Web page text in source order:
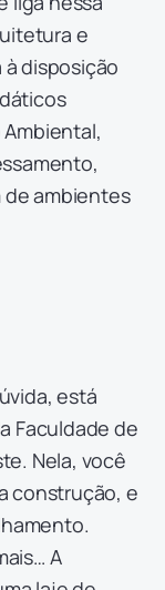
e
disposição
de ambientes
está
Faculdade de
Nela, você
construção, e
A